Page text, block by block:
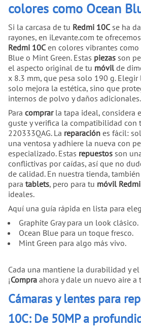
colores como Ocean
Si la carcasa de tu Redmi 10Cse ha
rayones, en iLevante.com te ofrecemos
Redmi 10Cen colores vibrantes como
Blue o Mint Green. Estas piezas son
el aspecto original de tu móvil de
x 8.3 mm, que pesa solo 190 g. Elegir
solo mejora la estética, sino que
internos de polvo y daños
Para comprarla tapa ideal, considera
guste y verifica la compatibilidad con
220333QAG. La reparación es fácil:
una ventosa y adhiere la nueva con
especializado. Estas repuestos son
conflictivas por caídas, así que no
de calidad. En nuestra tienda,
para tablets, pero para tu móvil
ideales.
Aquí una guía rápida en lista para
Graphite Gray para un look clásico.
Ocean Blue para un toque fresco.
Mint Green para algo más vivo.
Cada una mantiene la durabilidad y
¡Compra ahora y dale un nuevo aire a
Cámaras y lentes para
10C: De 50MP a